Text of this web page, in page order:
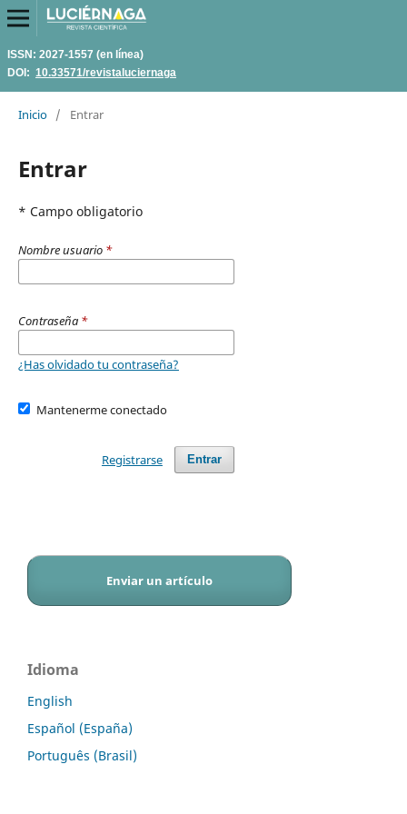
ISSN: 2027-1557 (en línea)
DOI: 10.33571/revistaluciernaga
Inicio / Entrar
Entrar
* Campo obligatorio
Nombre usuario *
Contraseña *
¿Has olvidado tu contraseña?
Mantenerme conectado
Entrar
Registrarse
Enviar un artículo
Idioma
English
Español (España)
Português (Brasil)